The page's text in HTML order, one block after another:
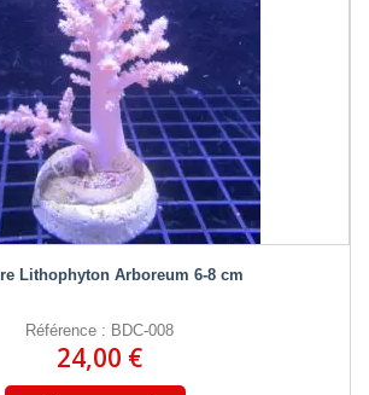
Lithophyton Arboreum 6-8 cm
Référence : BDC-008
24,00 €